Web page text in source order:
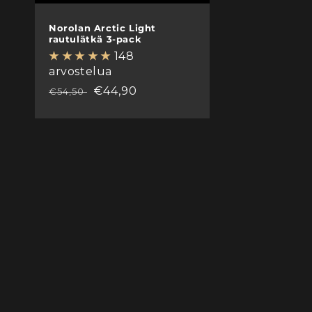
Norolan Arctic Light
rautulätkä 3-pack
148
arvostelua
Normaalihinta
€54,50 Myyntihinta
€44,90